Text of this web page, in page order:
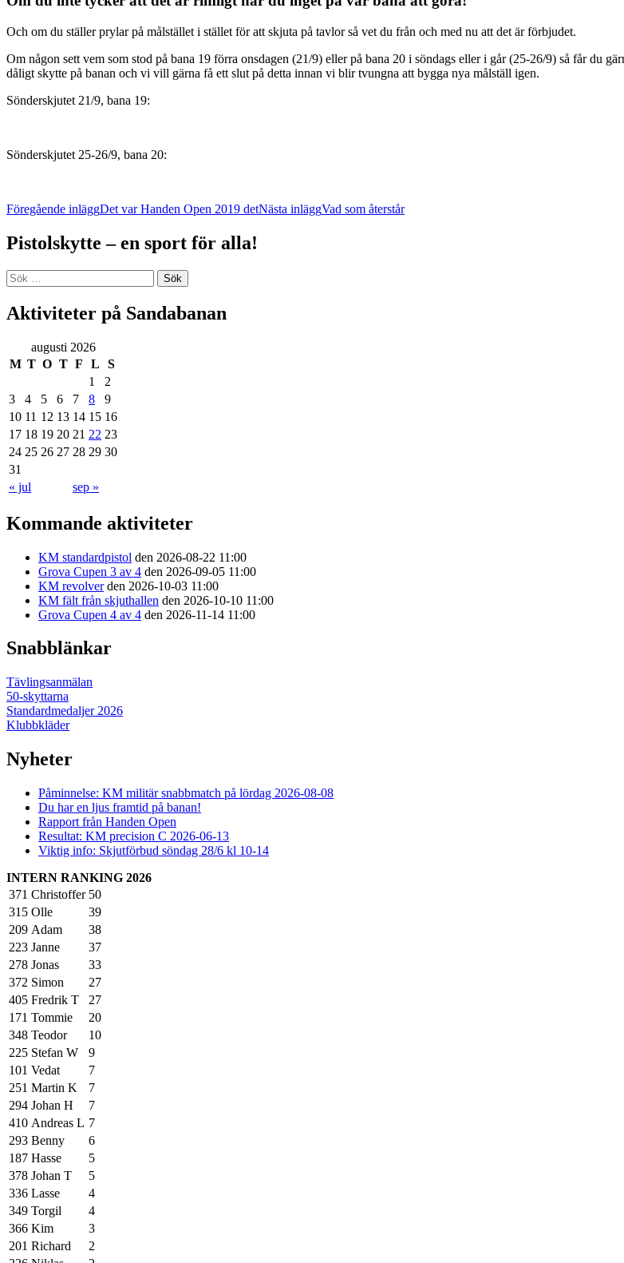
Och om du ställer prylar på målstället i stället för att skjuta på tavlor så vet du från och med nu att det är förbjudet.
Om någon sett vem som stod på bana 19 förra onsdagen (21/9) eller på bana 20 i söndags eller i går (25-26/9) så får
dåligt skytte på banan och vi vill gärna få ett slut på detta innan vi blir tvungna att bygga nya målställ igen.
Sönderskjutet 21/9, bana 19:
Sönderskjutet 25-26/9, bana 20:
Inläggsnavigering
Föregående inläggDet var Handen Open 2019 detNästa inläggVad som återstår
Pistolskytte – en sport för alla!
Sök
efter:
Aktiviteter på Sandabanan
augusti 2026
M T O T F L
S
1
2
3
4 5 6 7 8
9
10 11 12 13 14 15 16
17 18 19 20 21 22 23
24 25 26 27 28 29 30
31
« jul
sep »
Kommande aktiviteter
KM standardpistol den 2026-08-22 11:00
Grova Cupen 3 av 4 den 2026-09-05 11:00
KM revolverden 2026-10-03 11:00
KM fält från skjuthallen den 2026-10-10 11:00
Grova Cupen 4 av 4 den 2026-11-14 11:00
Snabblänkar
Tävlingsanmälan
50-skyttarna
Standardmedaljer 2026
Klubbkläder
Nyheter
Påminnelse: KM militär snabbmatch på lördag 2026-08-08
Du har en ljus framtid på banan!
Rapport från Handen Open
Resultat: KM precision C 2026-06-13
Viktig info: Skjutförbud söndag 28/6 kl 10-14
INTERN RANKING 2026
371 Christoffer 50
315 Olle
39
209 Adam
38
223 Janne
37
278 Jonas
33
372 Simon
27
405 Fredrik T
27
171 Tommie
20
348 Teodor
10
225 Stefan W
9
101 Vedat
7
251 Martin K
7
294 Johan H
7
410 Andreas L 7
293 Benny
6
187 Hasse
5
378 Johan T
5
336 Lasse
4
349 Torgil
4
366 Kim
3
201 Richard
2